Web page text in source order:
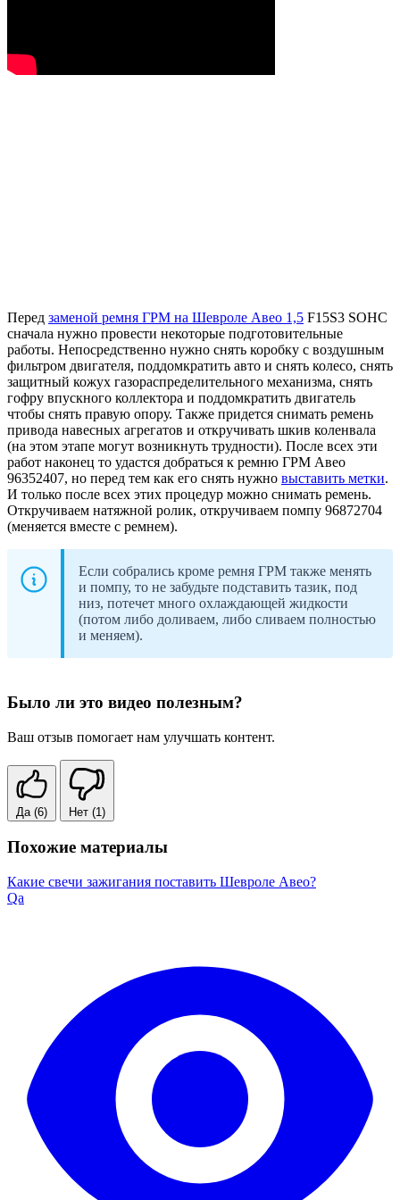
Перед заменой ремня ГРМ на Шевроле Авео 1,5 F15S3 SOHC
сначала нужно провести некоторые подготовительные
работы. Непосредственно нужно снять коробку с воздушным
фильтром двигателя, поддомкратить авто и снять колесо, снять
защитный кожух газораспределительного механизма, снять
гофру впускного коллектора и поддомкратить двигатель
чтобы снять правую опору. Также придется снимать ремень
привода навесных агрегатов и откручивать шкив коленвала
(на этом этапе могут возникнуть трудности). После всех эти
работ наконец то удастся добраться к ремню ГРМ Авео
96352407, но перед тем как его снять нужно выставить метки.
И только после всех этих процедур можно снимать ремень.
Откручиваем натяжной ролик, откручиваем помпу 96872704
(меняется вместе с ремнем).
Если собрались кроме ремня ГРМ также менять
и помпу, то не забудьте подставить тазик, под
низ, потечет много охлаждающей жидкости
(потом либо доливаем, либо сливаем полностью
и меняем).
Было ли это видео полезным?
Ваш отзыв помогает нам улучшать контент.
Да (6) Нет (1)
Похожие материалы
Какие свечи зажигания поставить Шевроле Авео?
Qa